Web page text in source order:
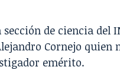
sección de ciencia del
Cornejo
emérito.